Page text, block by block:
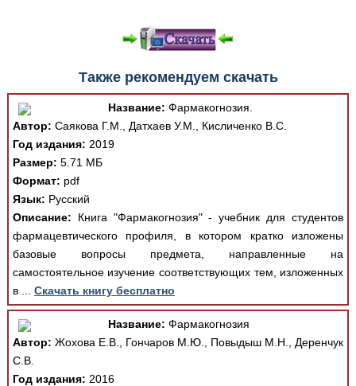
Также рекомендуем скачать
Название: Фармакогнозия.
Автор: Саякова Г.М., Датхаев У.М., Кисличенко В.С.
Год издания: 2019
Размер: 5.71 МБ
Формат: pdf
Язык: Русский
Описание: Книга "Фармакогнозия" - учебник для студентов
фармацевтического профиля, в котором кратко изложены
базовые вопросы предмета, направленные на
самостоятельное изучение соответствующих тем, изложенных
в ... Скачать книгу бесплатно
Название: Фармакогнозия
Автор: Жохова Е.В., Гончаров М.Ю., Повыдыш М.Н., Деренчук
С.В.
Год издания: 2016